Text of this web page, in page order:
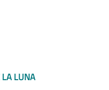
LA LUNA